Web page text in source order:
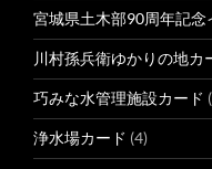
宮城県土木部90周年記念
川村孫兵衛ゆかりの地カ
巧みな水管理施設カード
浄水場カード (4)